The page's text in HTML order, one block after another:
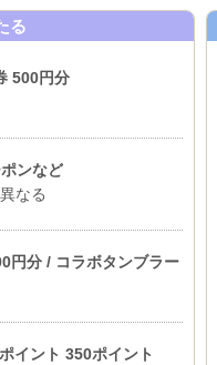
る
500円分
ンなど
なる
円分 / コラボタンブラー
イント 350ポイント